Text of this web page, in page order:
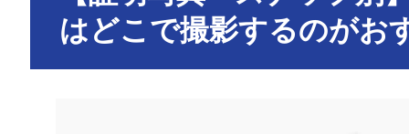
はどこで撮影するのがお